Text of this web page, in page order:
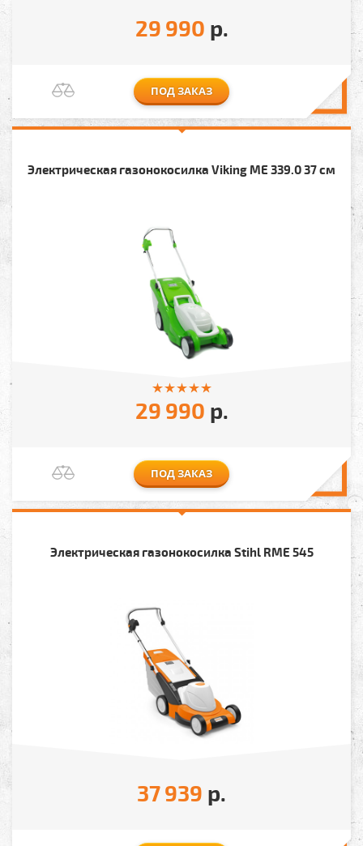
29 990 р.
ПОД ЗАКАЗ
Электрическая газонокосилка Viking МЕ 339.0 37 см
29 990 р.
ПОД ЗАКАЗ
Электрическая газонокосилка Stihl RME 545
37 939 р.